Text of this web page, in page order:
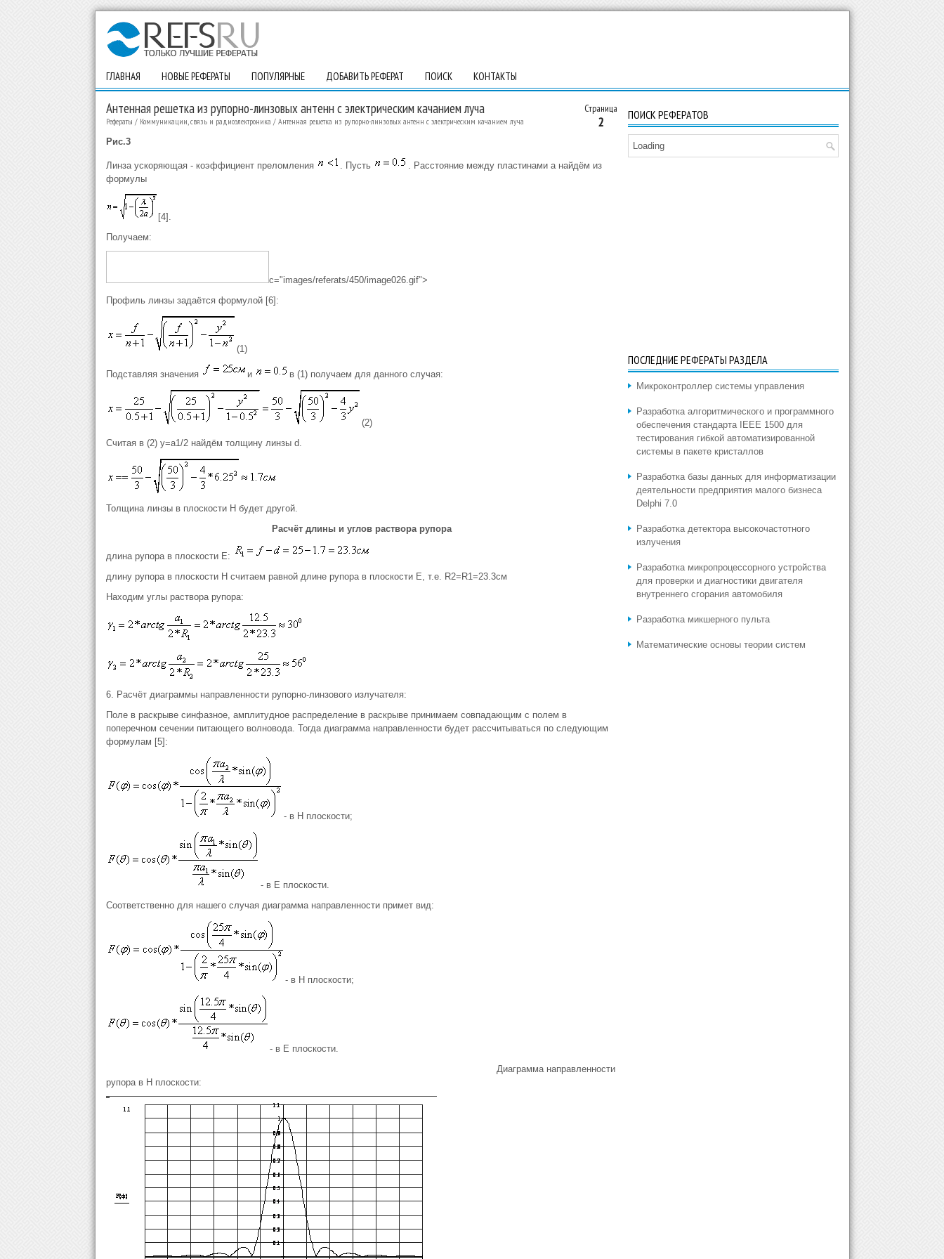
ГЛАВНАЯ НОВЫЕ РЕФЕРАТЫ ПОПУЛЯРНЫЕ ДОБАВИТЬ РЕФЕРАТ ПОИСК КОНТАКТЫ
Страница
2
Антенная решетка из рупорно-линзовых антенн с электрическим качанием луча
Рефераты / Коммуникации, связь и радиоэлектроника / Антенная решетка из рупорно-линзовых антенн с электрическим качанием луча
Рис.3
Линза ускоряющая - коэффициент преломления . Пусть
. Расстояние между пластинами a найдём из
формулы
[4].
Получаем:
c="images/referats/450/image026.gif">
Профиль линзы задаётся формулой [6]:
(1)
Подставляя значения и в (1) получаем для данного случая:
(2)
Считая в (2) y=a1/2 найдём толщину линзы d.
Толщина линзы в плоскости Н будет другой.
Расчёт длины и углов раствора рупора
длина рупора в плоскости E:
длину рупора в плоскости Н считаем равной длине рупора в плоскости Е, т.е. R2=R1=23.3см
Находим углы раствора рупора:
6. Расчёт диаграммы направленности рупорно-линзового излучателя:
Поле в раскрыве синфазное, амплитудное распределение в раскрыве принимаем совпадающим с полем в
поперечном сечении питающего волновода. Тогда диаграмма направленности будет рассчитываться по следующим
формулам [5]:
- в Н плоскости;
- в Е плоскости.
Соответственно для нашего случая диаграмма направленности примет вид:
- в Н плоскости;
- в Е плоскости.
Диаграмма направленности
рупора в Н плоскости:
ПОИСК РЕФЕРАТОВ
Loading
ПОСЛЕДНИЕ РЕФЕРАТЫ РАЗДЕЛА
Микроконтроллер системы управления
Разработка алгоритмического и программного
обеспечения стандарта IEEE 1500 для
тестирования гибкой автоматизированной
системы в пакете кристаллов
Разработка базы данных для информатизации
деятельности предприятия малого бизнеса
Delphi 7.0
Разработка детектора высокочастотного
излучения
Разработка микропроцессорного устройства
для проверки и диагностики двигателя
внутреннего сгорания автомобиля
Разработка микшерного пульта
Математические основы теории систем